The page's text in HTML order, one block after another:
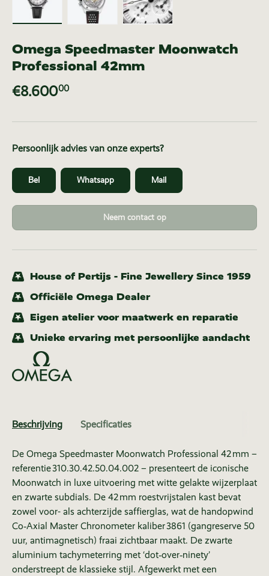
Omega Speedmaster Moonwatch
Professional 42mm
€8.60000
Persoonlijk advies van onze experts?
Bel Whatsapp Mail
Neem contact op
House of Pertijs - Fine Jewellery Since 1959
Officiële Omega Dealer
Eigen atelier voor maatwerk en reparatie
Unieke ervaring met persoonlijke aandacht
Beschrijving Specificaties
De Omega Speedmaster Moonwatch Professional 42 mm –
referentie 310.30.42.50.04.002 – presenteert de iconische
Moonwatch in luxe uitvoering met witte gelakte wijzerplaat
en zwarte subdials. De 42 mm roestvrijstalen kast bevat
zowel voor- als achterzijde saffierglas, wat de handopwind
Co‑Axial Master Chronometer kaliber 3861 (gangreserve 50
uur, antimagnetisch) fraai zichtbaar maakt. De zwarte
aluminium tachymeterring met ‘dot‑over‑ninety’
onderstreept de klassieke stijl. Afgewerkt met een